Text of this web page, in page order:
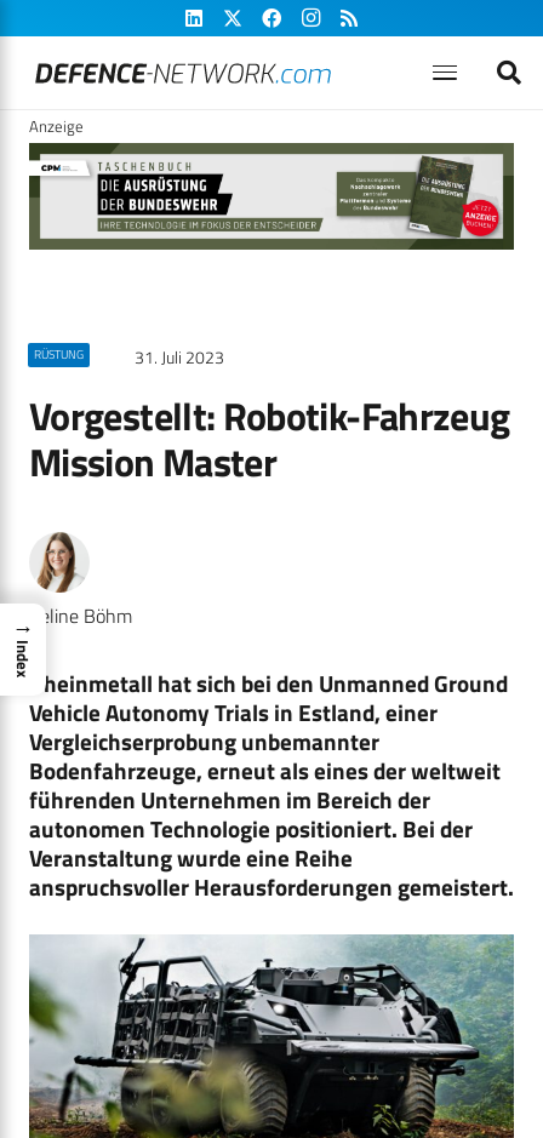
Anzeige
RÜSTUNG 31. Juli 2023
Vorgestellt: Robotik-Fahrzeug
Mission Master
Celine Böhm
Rheinmetall hat sich bei den Unmanned Ground
Vehicle Autonomy Trials in Estland, einer
Vergleichserprobung unbemannter
Bodenfahrzeuge, erneut als eines der weltweit
führenden Unternehmen im Bereich der
autonomen Technologie positioniert. Bei der
Veranstaltung wurde eine Reihe
anspruchsvoller Herausforderungen gemeistert.
→
Index